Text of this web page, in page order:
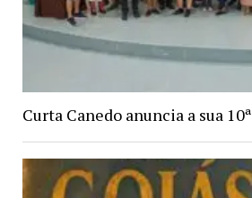
Curta Canedo anuncia a sua